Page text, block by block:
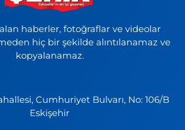
haberler, fotoğraflar ve videolar
hiç bir şekilde alıntılanamaz ve
kopyalanamaz.
Cumhuriyet Bulvarı, No: 106/B
Eskişehir